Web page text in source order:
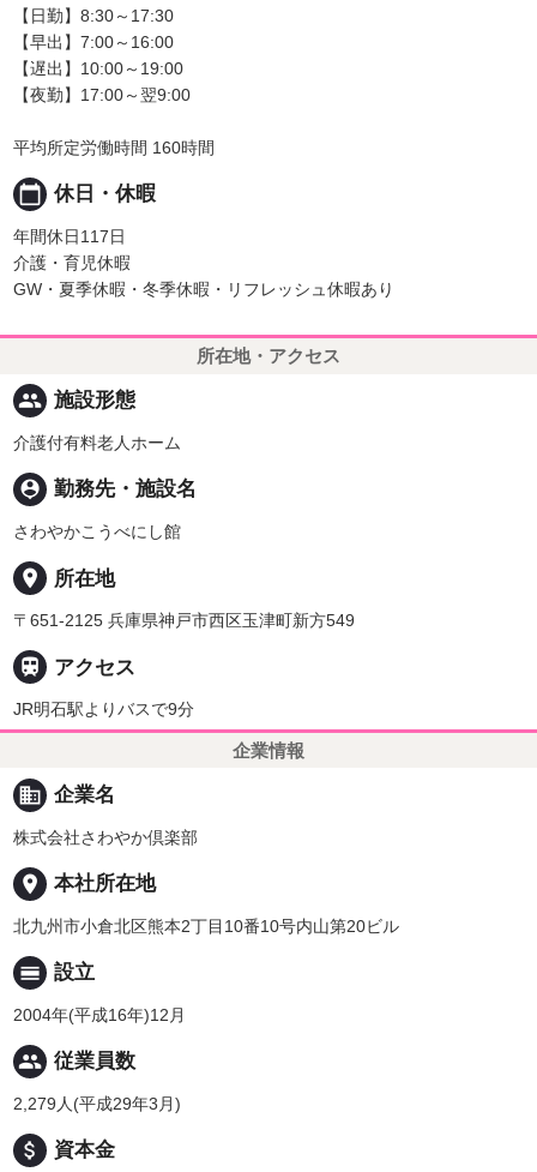
【日勤】8:30～17:30
【早出】7:00～16:00
【遅出】10:00～19:00
【夜勤】17:00～翌9:00
平均所定労働時間 160時間
calendar_today 休日・休暇
年間休日117日
介護・育児休暇
GW・夏季休暇・冬季休暇・リフレッシュ休暇あり
所在地・アクセス
people 施設形態
介護付有料老人ホーム
person_pin 勤務先・施設名
さわやかこうべにし館
place 所在地
〒651-2125 兵庫県神戸市西区玉津町新方549
 アクセス
JR明石駅よりバスで9分
企業情報
business 企業名
株式会社さわやか倶楽部
place 本社所在地
北九州市小倉北区熊本2丁目10番10号内山第20ビル
calendar_view_day 設立
2004年(平成16年)12月
people 従業員数
2,279人(平成29年3月)
attach_money 資本金